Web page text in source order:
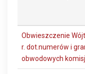
Obwieszczenie
r. dot.numerów i
obwodowych